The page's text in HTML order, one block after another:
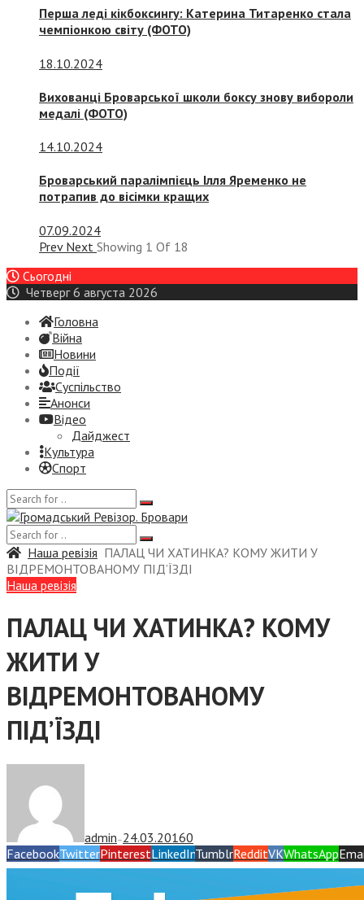
Перша леді кікбоксингу: Катерина Титаренко стала
чемпіонкою світу (ФОТО)
18.10.2024
Вихованці Броварської школи боксу знову вибороли
медалі (ФОТО)
14.10.2024
Броварський паралімпієць Ілля Яременко не
потрапив до вісімки кращих
07.09.2024
Prev Next Showing 1 Of 18
Сьогодні
Четверг 6 августа 2026
Головна
Війна
Новини
Події
Суспiльство
Анонси
Відео
Дайджест
Культура
Спорт
Наша ревізія ПАЛАЦ ЧИ ХАТИНКА? КОМУ ЖИТИ У
ВІДРЕМОНТОВАНОМУ ПІД’ЇЗДІ
Наша ревізія
ПАЛАЦ ЧИ ХАТИНКА? КОМУ
ЖИТИ У
ВІДРЕМОНТОВАНОМУ
ПІД’ЇЗДІ
admin — 24.03.20160
FacebookTwitterPinterestLinkedInTumblrRedditVKWhatsApp